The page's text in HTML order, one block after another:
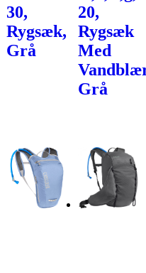
30,
Rygsæk,
Grå
20,
Rygsæk
Med
Grå